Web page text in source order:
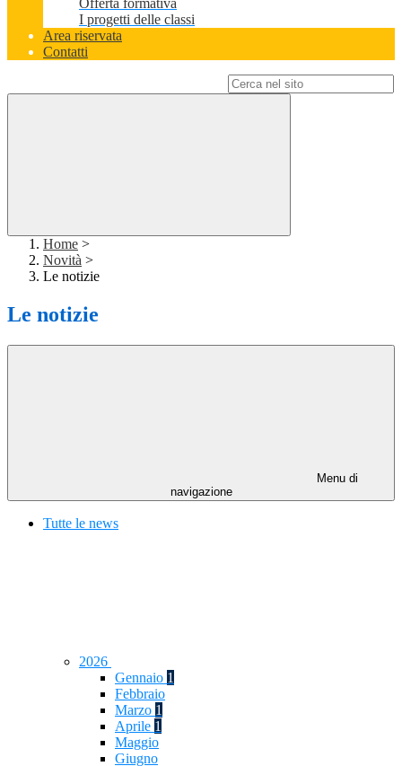
Offerta formativa
I progetti delle classi
Area riservata
Contatti
Home >
Novità >
Le notizie
Le notizie
Menu di
navigazione
Tutte le news
2026
Gennaio 1
Febbraio
Marzo 1
Aprile 1
Maggio
Giugno